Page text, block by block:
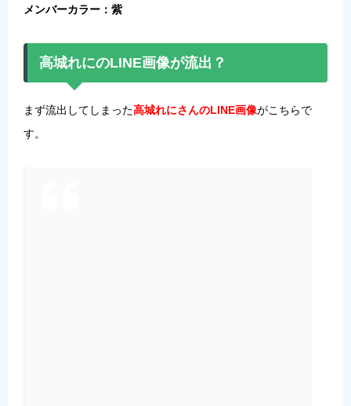
メンバーカラー：紫
高城れにのLINE画像が流出？
まず流出してしまった高城れにさんのLINE画像がこちらで
す。